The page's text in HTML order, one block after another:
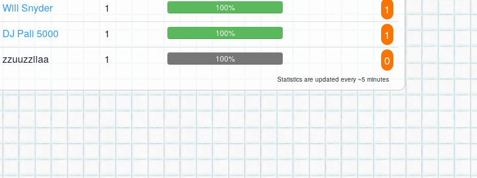
Will Snyder 1 100% 1
DJ Pali 5000 1 100% 1
zzuuzziiaa 1 100% 0
Statistics are updated every ~5 minutes